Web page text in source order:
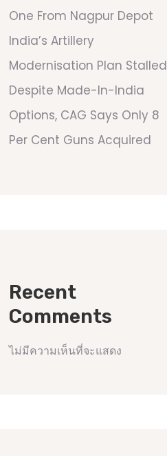
One From Nagpur Depot
India’s Artillery
Modernisation Plan Stalled
Despite Made-In-India
Options, CAG Says Only 8
Per Cent Guns Acquired
Recent
Comments
ไม่มีความเห็นที่จะแสดง